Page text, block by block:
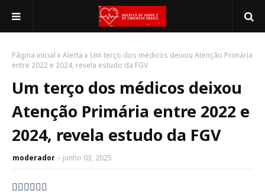
Página inicial Alerta
Um terço dos médicos deixou Atenção Primária
entre 2022 e 2024, revela estudo da FGV
Um terço dos médicos deixou
Atenção Primária entre 2022 e
2024, revela estudo da FGV
moderador junho 03, 2025
👇🏻👇🏻👇🏻